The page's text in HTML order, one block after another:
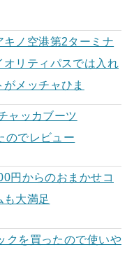
キノ空港第2ターミナ
オリティパスでは入れ
メッチャひま
ャッカブーツ
のでレビュー
円からのおまかせコ
も大満足
クを買ったので使いや